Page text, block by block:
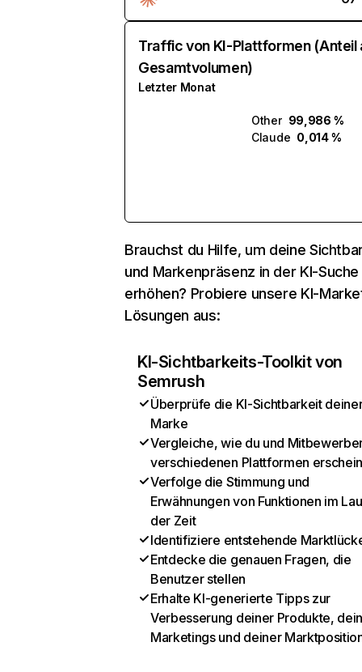
Traffic von KI-Plattformen (Anteil
Gesamtvolumen)
Letzter Monat
Other 99,986 %
Claude 0,014 %
Brauchst du Hilfe, um deine
und Markenpräsenz in der KI-Suche
erhöhen? Probiere unsere KI-
Lösungen aus:
KI-Sichtbarkeits-Toolkit von
Semrush
Überprüfe die KI-Sichtbarkeit
Marke
Vergleiche, wie du und
verschiedenen Plattformen
Verfolge die Stimmung und
Erwähnungen von Funktionen im
der Zeit
Identifiziere entstehende
Entdecke die genauen Fragen, die
Benutzer stellen
Erhalte KI-generierte Tipps zur
Verbesserung deiner Produkte,
Marketings und deiner